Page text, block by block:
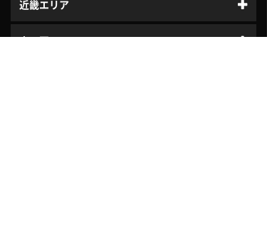
近畿エリア
中四国エリア